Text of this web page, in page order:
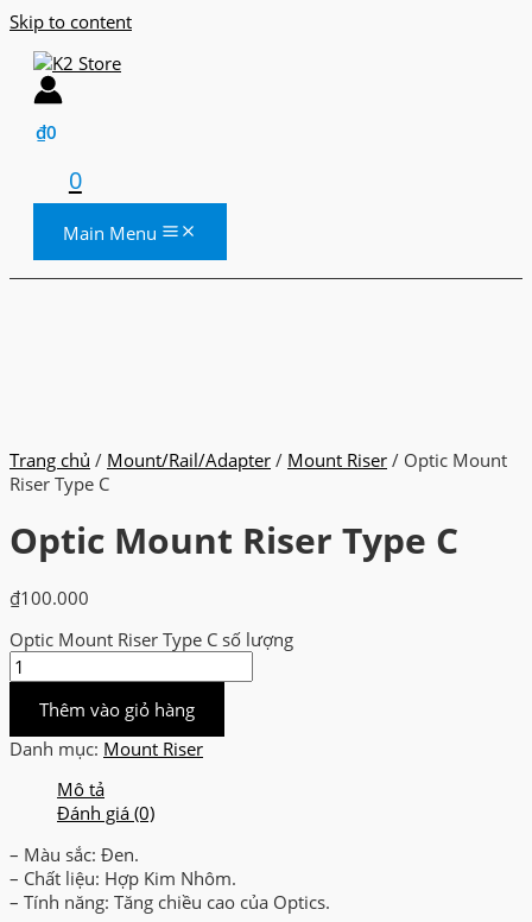
Skip to content
₫0
0
Main Menu
Trang chủ / Mount/Rail/Adapter / Mount Riser / Optic Mount
Riser Type C
Optic Mount Riser Type C
₫100.000
Optic Mount Riser Type C số lượng
Thêm vào giỏ hàng
Danh mục: Mount Riser
Mô tả
Đánh giá (0)
– Màu sắc: Đen.
– Chất liệu: Hợp Kim Nhôm.
– Tính năng: Tăng chiều cao của Optics.